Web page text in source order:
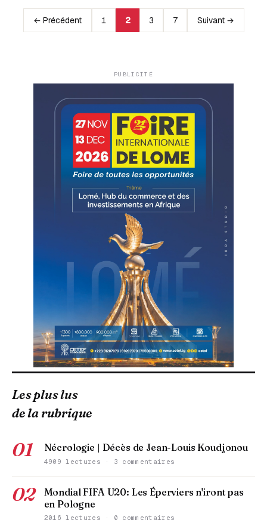
← Précédent 1 2 3 7 Suivant →
PUBLICITÉ
Les plus lus
de la rubrique
01 Nécrologie | Décès de Jean-Louis Koudjonou
4909 lectures · 3 commentaires
02
Mondial FIFA U20: Les Éperviers n'iront pas
en Pologne
2016 lectures · 0 commentaires